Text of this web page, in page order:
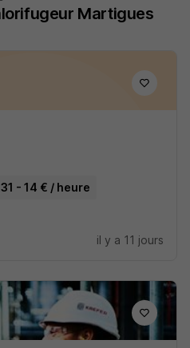
Martigues
- 14 € / heure
il y a 11 jours